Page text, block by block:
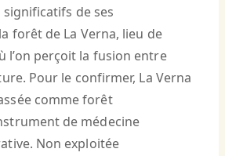
de ses
forêt de La Verna, lieu de
l’on perçoit la fusion entre
Pour le confirmer, La Verna
comme forêt
de médecine
Non exploitée